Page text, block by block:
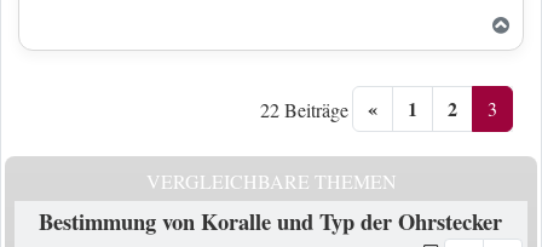
22 Beiträge « 1 2 3
VERGLEICHBARE THEMEN
Bestimmung von Koralle und Typ der Ohrstecker